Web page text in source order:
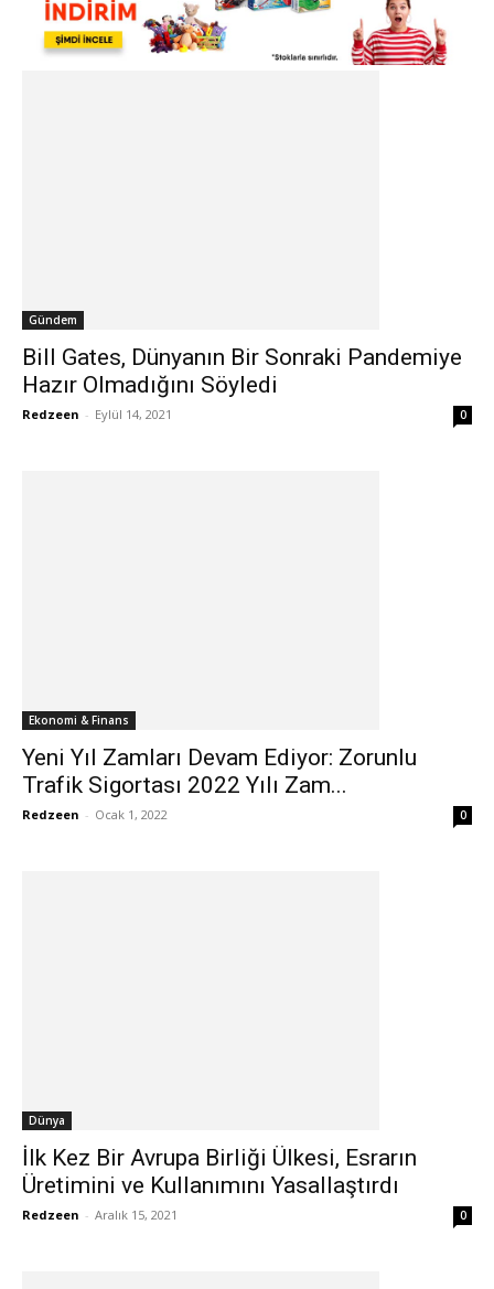
Gündem
Bill Gates, Dünyanın Bir Sonraki Pandemiye
Hazır Olmadığını Söyledi
Redzeen - Eylül 14, 2021 0
Ekonomi & Finans
Yeni Yıl Zamları Devam Ediyor: Zorunlu
Trafik Sigortası 2022 Yılı Zam...
Redzeen - Ocak 1, 2022 0
Dünya
İlk Kez Bir Avrupa Birliği Ülkesi, Esrarın
Üretimini ve Kullanımını Yasallaştırdı
Redzeen - Aralık 15, 2021 0